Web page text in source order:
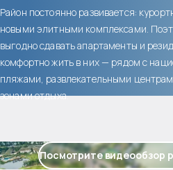
Район постоянно развивается:
новыми элитными комплексами.
выгодно сдавать апартаменты и
комфортно жить в них — рядом с
пляжами, развлекательными
зонами отдыха.
Посмотрите видеообзор